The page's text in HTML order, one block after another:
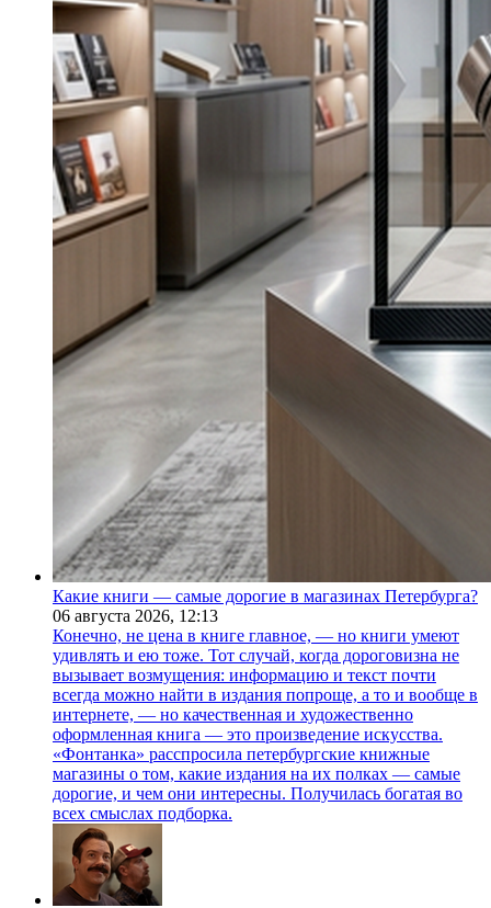
Какие книги — самые дорогие в магазинах Петербурга?
06 августа 2026, 12:13
Конечно, не цена в книге главное, — но книги умеют
удивлять и ею тоже. Тот случай, когда дороговизна не
вызывает возмущения: информацию и текст почти
всегда можно найти в издания попроще, а то и вообще в
интернете, — но качественная и художественно
оформленная книга — это произведение искусства.
«Фонтанка» расспросила петербургские книжные
магазины о том, какие издания на их полках — самые
дорогие, и чем они интересны. Получилась богатая во
всех смыслах подборка.